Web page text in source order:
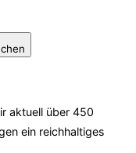
aktuell über 450
ein reichhaltiges